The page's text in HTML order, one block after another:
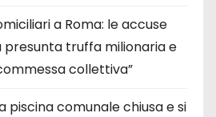
a Roma: le accuse
presunta truffa milionaria e
collettiva”
piscina comunale chiusa e si